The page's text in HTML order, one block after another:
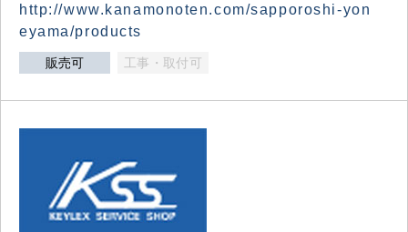
http://www.kanamonoten.com/sapporoshi-yon
eyama/products
販売可 工事・取付可